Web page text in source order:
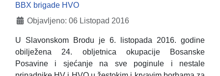
BBX brigade HVO
Objavljeno: 06 Listopad 2016
U Slavonskom Brodu je 6. listopada 2016. godine
obilježena 24. obljetnica okupacije Bosanske
Posavine i sjećanje na sve poginule i nestale